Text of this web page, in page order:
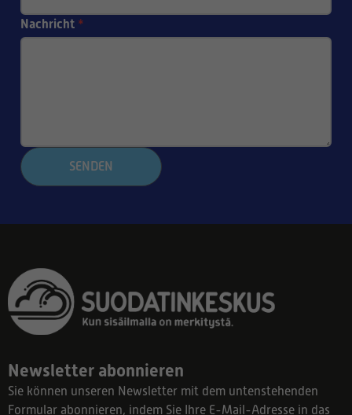
Nachricht *
SENDEN
Newsletter abonnieren
Sie können unseren Newsletter mit dem untenstehenden
Formular abonnieren, indem Sie Ihre E-Mail-Adresse in das